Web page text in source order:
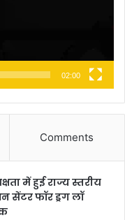
02:00
Comments
में हुई राज्य स्तरीय
फॉर ड्रग लॉ